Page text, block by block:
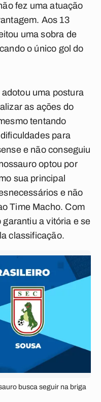
fez uma atuação
Aos 13
uma sobra de
o único gol do
uma postura
as ações do
tentando
para
e não conseguiu
optou por
sua principal
e não
Time Macho. Com
a vitória e se
classificação.
busca seguir na briga